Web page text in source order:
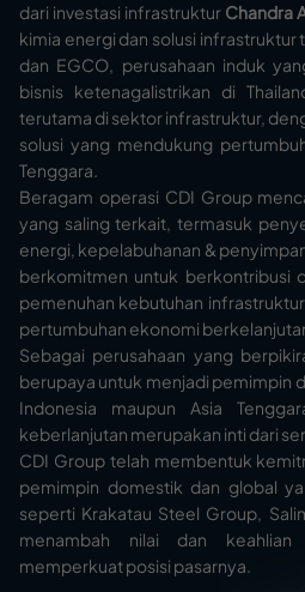
dari investasi infrastruktur Chandra
kimia energi dan solusi infrastruktur
dan EGCO, perusahaan induk
bisnis ketenagalistrikan di
terutama di sektor infrastruktur,
solusi yang mendukung
Tenggara.
Beragam operasi CDI Group
yang saling terkait, termasuk
energi, kepelabuhanan &
berkomitmen untuk berkontribusi
pemenuhan kebutuhan
pertumbuhan ekonomi
Sebagai perusahaan yang
berupaya untuk menjadi pemimpin
Indonesia maupun Asia
keberlanjutan merupakan inti dari
CDI Group telah membentuk
pemimpin domestik dan global
seperti Krakatau Steel Group,
menambah nilai dan
memperkuat posisi pasarnya.